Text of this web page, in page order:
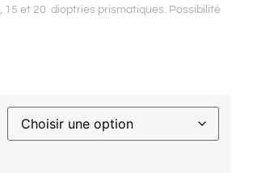
15 et 20 dioptries prismatiques. Possibilité